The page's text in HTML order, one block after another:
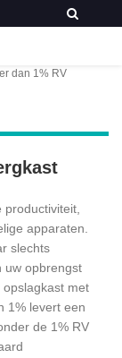
dan 1% RV
apparaten.
slechts
uw opbrengst
met
1% levert een
de 1% RV